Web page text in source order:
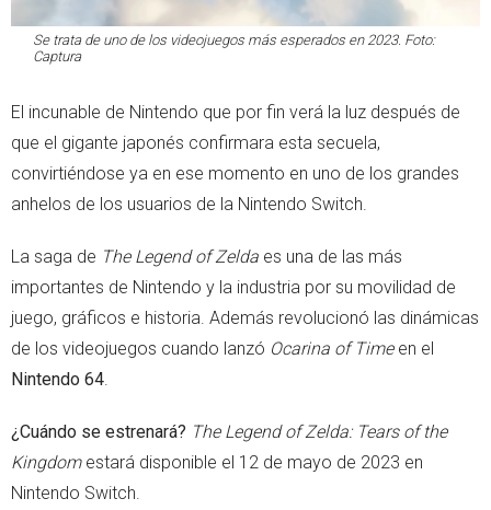
Se trata de uno de los videojuegos más esperados en 2023. Foto:
Captura
El incunable de Nintendo que por fin verá la luz después de
que el gigante japonés confirmara esta secuela,
convirtiéndose ya en ese momento en uno de los grandes
anhelos de los usuarios de la Nintendo Switch.
La saga de The Legend of Zelda es una de las más
importantes de Nintendo y la industria por su movilidad de
juego, gráficos e historia. Además revolucionó las dinámicas
de los videojuegos cuando lanzó Ocarina of Timeen el
Nintendo 64.
¿Cuándo se estrenará? The Legend of Zelda: Tears of the
Kingdomestará disponible el 12 de mayo de 2023 en
Nintendo Switch.